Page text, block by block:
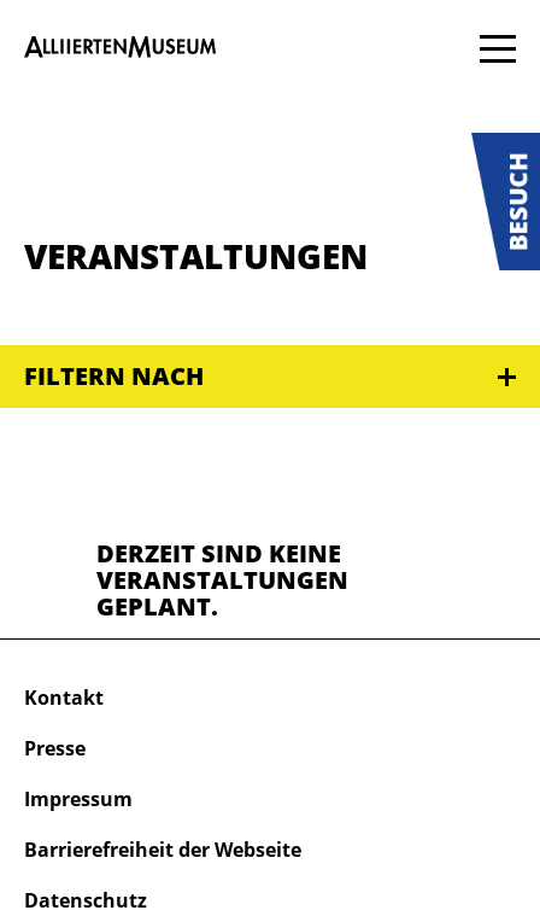
VERANSTALTUNGEN
FILTERN NACH
DERZEIT SIND KEINE
VERANSTALTUNGEN
GEPLANT.
Kontakt
Presse
Impressum
Barrierefreiheit der Webseite
Datenschutz